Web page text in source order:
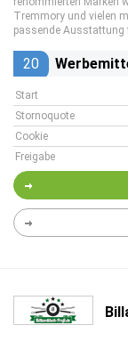
Tremmory und vielen
passende Ausstattung
20
Start
Stornoquote
Cookie
Freigabe